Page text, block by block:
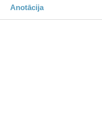
Anotācija